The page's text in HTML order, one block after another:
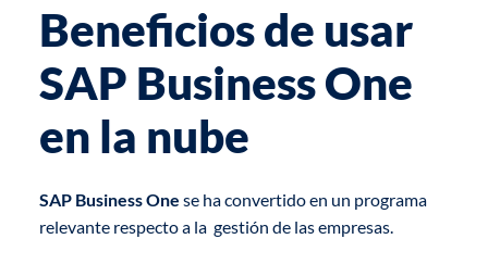
Beneficios de usar
SAP Business One
en la nube
SAP Business One se ha convertido en un programa
relevante respecto a la gestión de las empresas.